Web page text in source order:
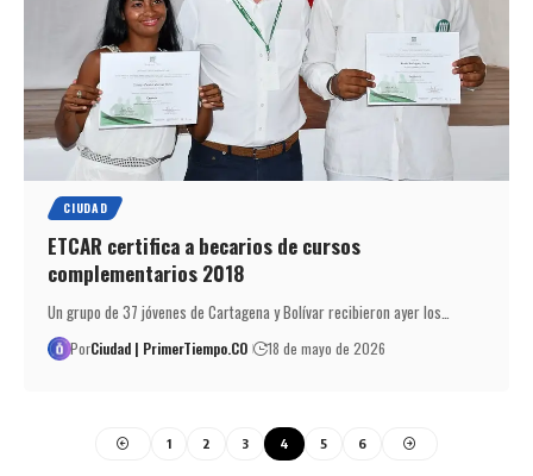
CIUDAD
ETCAR certifica a becarios de cursos
complementarios 2018
Un grupo de 37 jóvenes de Cartagena y Bolívar recibieron ayer los…
PorCiudad | PrimerTiempo.CO 18 de mayo de 2026
1 2 3 4 5 6